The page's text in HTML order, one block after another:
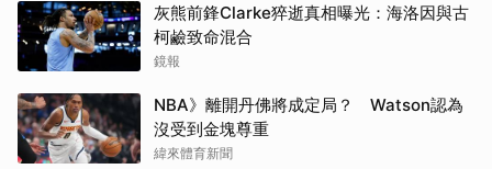
灰熊前鋒Clarke猝逝真相曝光：海洛因與古
柯鹼致命混合
鏡報
NBA》離開丹佛將成定局？ Watson認為
沒受到金塊尊重
緯來體育新聞